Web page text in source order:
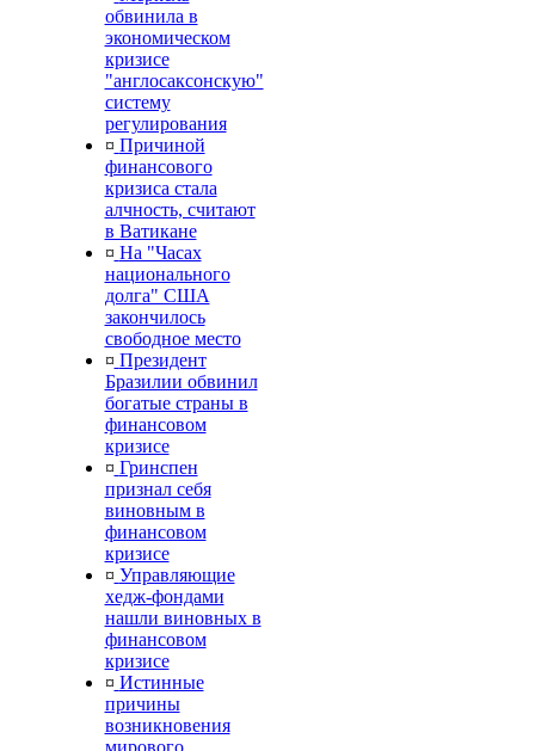
обвинила в
экономическом
кризисе
"англосаксонскую"
систему
регулирования
¤ Причиной
финансового
кризиса стала
алчность, считают
в Ватикане
¤ На "Часах
национального
долга" США
закончилось
свободное место
¤ Президент
Бразилии обвинил
богатые страны в
финансовом
кризисе
¤ Гринспен
признал себя
виновным в
финансовом
кризисе
¤ Управляющие
хедж-фондами
нашли виновных в
финансовом
кризисе
¤ Истинные
причины
возникновения
мирового